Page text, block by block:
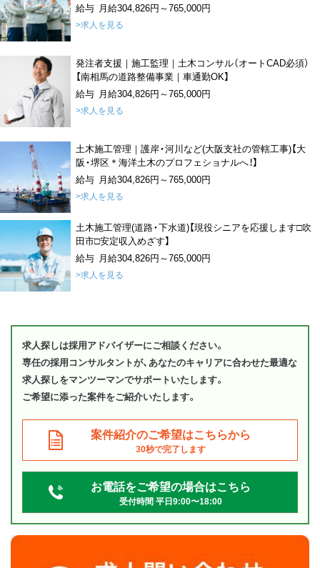
給与 月給304,826円～765,000円
>求人を見る
発注者支援｜施工監理｜土木コンサル（オートCAD必須）
【南相馬の道路整備事業｜車通勤OK】
給与 月給304,826円～765,000円
>求人を見る
土木施工管理｜護岸・河川など(大阪支社の管轄工事)【大
阪・堺区＊海洋土木のプロフェショナルへ！】
給与 月給304,826円～765,000円
>求人を見る
土木施工管理(道路・下水道)【現役シニアを応援します□吹
田市□安定収入めざす】
給与 月給304,826円～765,000円
>求人を見る
求人探しは採用アドバイザーにご相談ください。
専任の採用コンサルタントが、あなたのキャリアに合わせた最適な
求人探しをマンツーマンでサポートいたします。
ご希望に添った案件をご紹介いたします。
案件紹介のご希望はこちらから
30秒で完了します
お電話をご希望の場合はこちら
受付時間 平日9:00〜18:00